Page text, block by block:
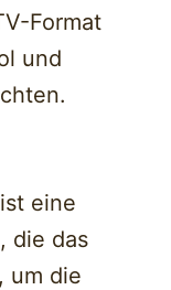
Format
und
eine
die das
um die